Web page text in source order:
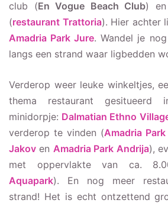
club (En Vogue Beach Club) en
(restaurant Trattoria). Hier achter
Amadria Park Jure. Wandel je
langs een strand waar ligbedden
Verderop weer leuke winkeltjes,
thema restaurant gesitueerd
minidorpje: Dalmatian Ethno
verderop te vinden (Amadria
Jakov en Amadria Park Andrija),
met oppervlakte van ca.
Aquapark). En nog meer
strand! Het is echt ontzettend